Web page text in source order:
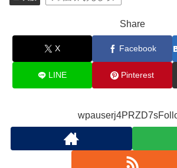
Share
X Facebook
LINE Pinterest